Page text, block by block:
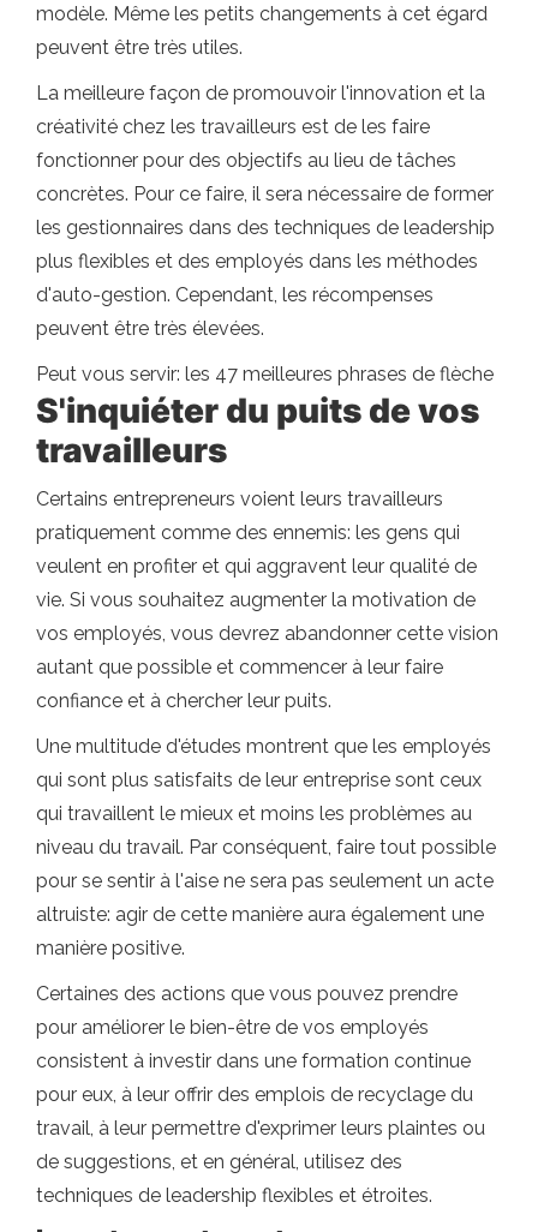
modèle. Même les petits changements à cet égard
peuvent être très utiles.
La meilleure façon de promouvoir l'innovation et la
créativité chez les travailleurs est de les faire
fonctionner pour des objectifs au lieu de tâches
concrètes. Pour ce faire, il sera nécessaire de former
les gestionnaires dans des techniques de leadership
plus flexibles et des employés dans les méthodes
d'auto-gestion. Cependant, les récompenses
peuvent être très élevées.
Peut vous servir: les 47 meilleures phrases de flèche
S'inquiéter du puits de vos
travailleurs
Certains entrepreneurs voient leurs travailleurs
pratiquement comme des ennemis: les gens qui
veulent en profiter et qui aggravent leur qualité de
vie. Si vous souhaitez augmenter la motivation de
vos employés, vous devrez abandonner cette vision
autant que possible et commencer à leur faire
confiance et à chercher leur puits.
Une multitude d'études montrent que les employés
qui sont plus satisfaits de leur entreprise sont ceux
qui travaillent le mieux et moins les problèmes au
niveau du travail. Par conséquent, faire tout possible
pour se sentir à l'aise ne sera pas seulement un acte
altruiste: agir de cette manière aura également une
manière positive.
Certaines des actions que vous pouvez prendre
pour améliorer le bien-être de vos employés
consistent à investir dans une formation continue
pour eux, à leur offrir des emplois de recyclage du
travail, à leur permettre d'exprimer leurs plaintes ou
de suggestions, et en général, utilisez des
techniques de leadership flexibles et étroites.